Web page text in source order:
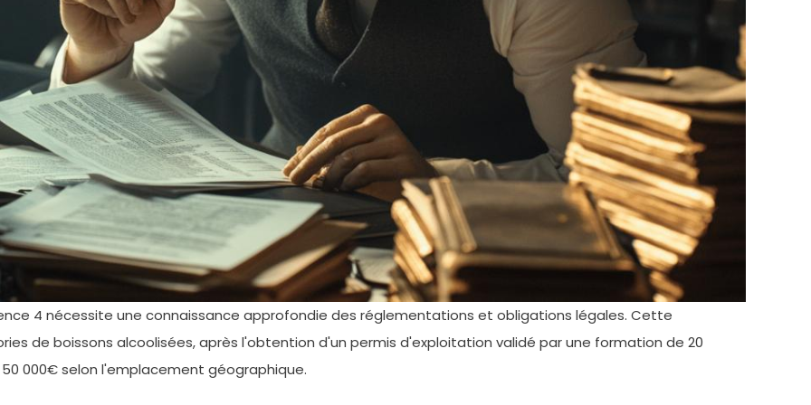
4 nécessite une connaissance approfondie des réglementations et obligations légales. Cette
de boissons alcoolisées, après l'obtention d'un permis d'exploitation validé par une formation de 20
000€ selon l'emplacement géographique.